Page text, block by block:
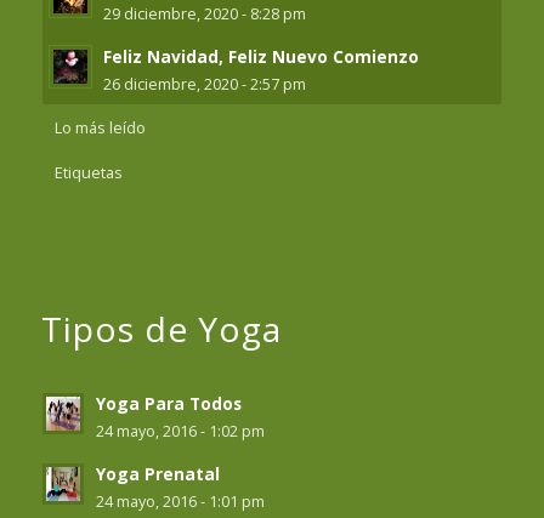
29 diciembre, 2020 - 8:28 pm
Feliz Navidad, Feliz Nuevo Comienzo
26 diciembre, 2020 - 2:57 pm
Lo más leído
Etiquetas
Tipos de Yoga
Yoga Para Todos
24 mayo, 2016 - 1:02 pm
Yoga Prenatal
24 mayo, 2016 - 1:01 pm